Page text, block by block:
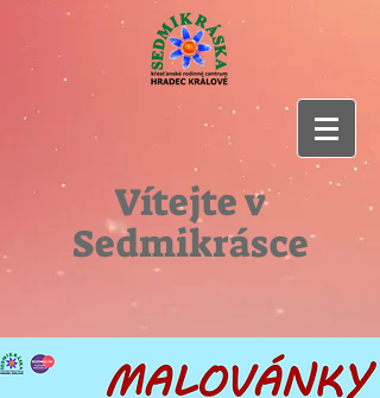
Vítejte v
Sedmikrásce